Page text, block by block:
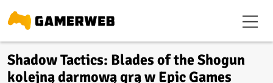
Shadow Tactics: Blades of the Shogun
kolejną darmową grą w Epic Games